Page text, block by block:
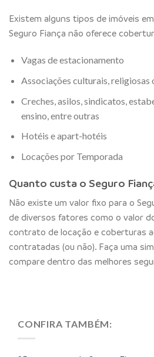
Existem alguns tipos de imóveis
Seguro Fiança não oferece
Vagas de estacionamento
Associações culturais, religiosas
Creches, asilos, sindicatos,
ensino, entre outras
Hotéis e apart-hotéis
Locações por Temporada
Quanto custa o Seguro
Não existe um valor fixo para o
de diversos fatores como o valor
contrato de locação e coberturas
contratadas (ou não). Faça uma
compare dentro das melhores
CONFIRA TAMBÉM: